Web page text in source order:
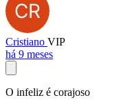
Cristiano VIP
há 9 meses
O infeliz é corajoso